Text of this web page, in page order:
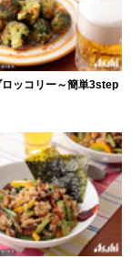
ッコリー～簡単3step